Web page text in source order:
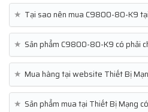
★ Tại sao nên mua C9800-80-K9
★ Sản phẩm C9800-80-K9 có phải
★ Mua hàng tại website Thiết Bị
★ Sản phẩm mua tại Thiết Bị Mạng